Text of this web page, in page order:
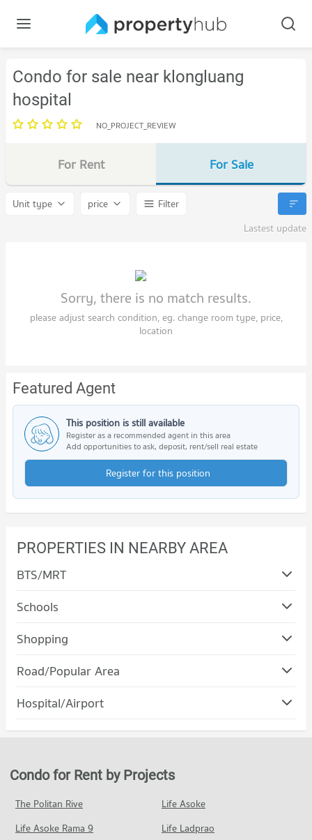
Condo for sale near klongluang
hospital
NO_PROJECT_REVIEW
For Rent For Sale
Unit type price
Filter
Lastest update
Sorry, there is no match results.
please adjust search condition, eg. change room type, price,
location
Featured Agent
This position is still available
Register as a recommended agent in this area
Add opportunities to ask, deposit, rent/sell real estate
Register for this position
PROPERTIES IN NEARBY AREA
BTS/MRT
Schools
Shopping
Road/Popular Area
Hospital/Airport
Condo for Rent by Projects
The Politan Rive
Life Asoke
Life Asoke Rama 9
Life Ladprao